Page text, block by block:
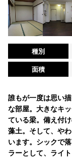
種別
面積
誰もが一度は思い
な部屋。大きなキ
ている梁。備え付
藻土。そして、や
います。シックで
ラーとして、ライ